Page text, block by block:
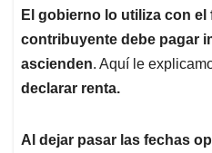
El gobierno lo utiliza con el
contribuyente debe pagar
ascienden. Aquí le
declarar renta.
Al dejar pasar las fechas